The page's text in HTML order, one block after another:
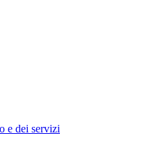
e dei servizi